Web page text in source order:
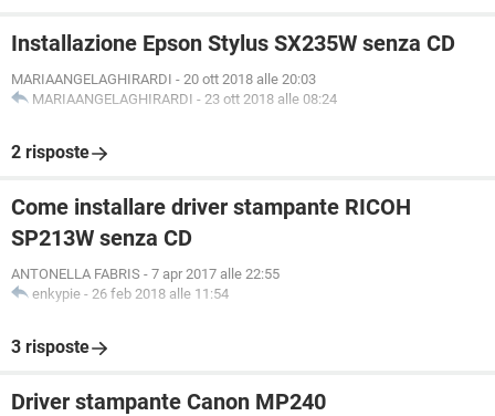
Installazione Epson Stylus SX235W senza CD
MARIAANGELAGHIRARDI - 20 ott 2018 alle 20:03
MARIAANGELAGHIRARDI - 23 ott 2018 alle 08:24
2 risposte
Come installare driver stampante RICOH
SP213W senza CD
ANTONELLA FABRIS - 7 apr 2017 alle 22:55
enkypie - 26 feb 2018 alle 11:54
3 risposte
Driver stampante Canon MP240